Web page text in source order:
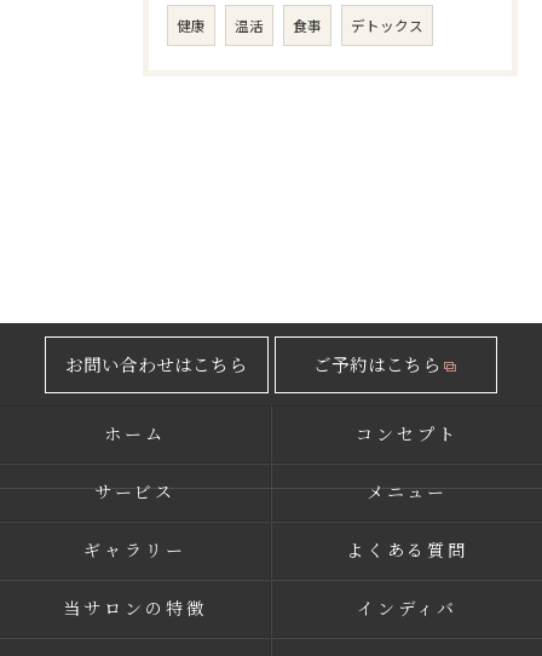
健康 温活 食事 デトックス
お問い合わせはこちら ご予約はこちら
ホーム コンセプト
サービス メニュー
ギャラリー よくある質問
当サロンの特徴 インディバ